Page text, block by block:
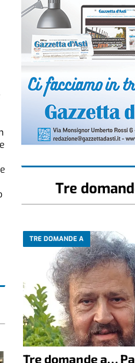
Tre
TRE DOMANDE A
Tre domande a…